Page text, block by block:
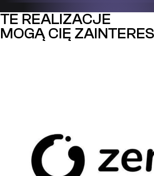
TE REALIZACJE
MOGĄ CIĘ